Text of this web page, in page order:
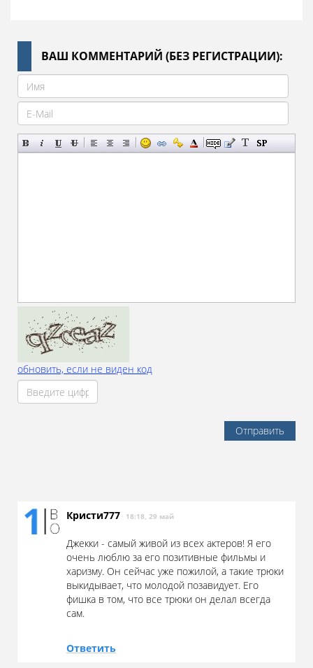
ВАШ КОММЕНТАРИЙ (БЕЗ РЕГИСТРАЦИИ):
обновить, если не виден код
Отправить
Кристи777 18:18, 29 май
Джекки - самый живой из всех актеров! Я его
очень люблю за его позитивные фильмы и
харизму. Он сейчас уже пожилой, а такие трюки
выкидывает, что молодой позавидует. Его
фишка в том, что все трюки он делал всегда
сам.
Ответить